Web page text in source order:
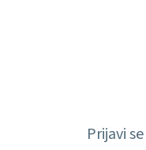
Prijavi